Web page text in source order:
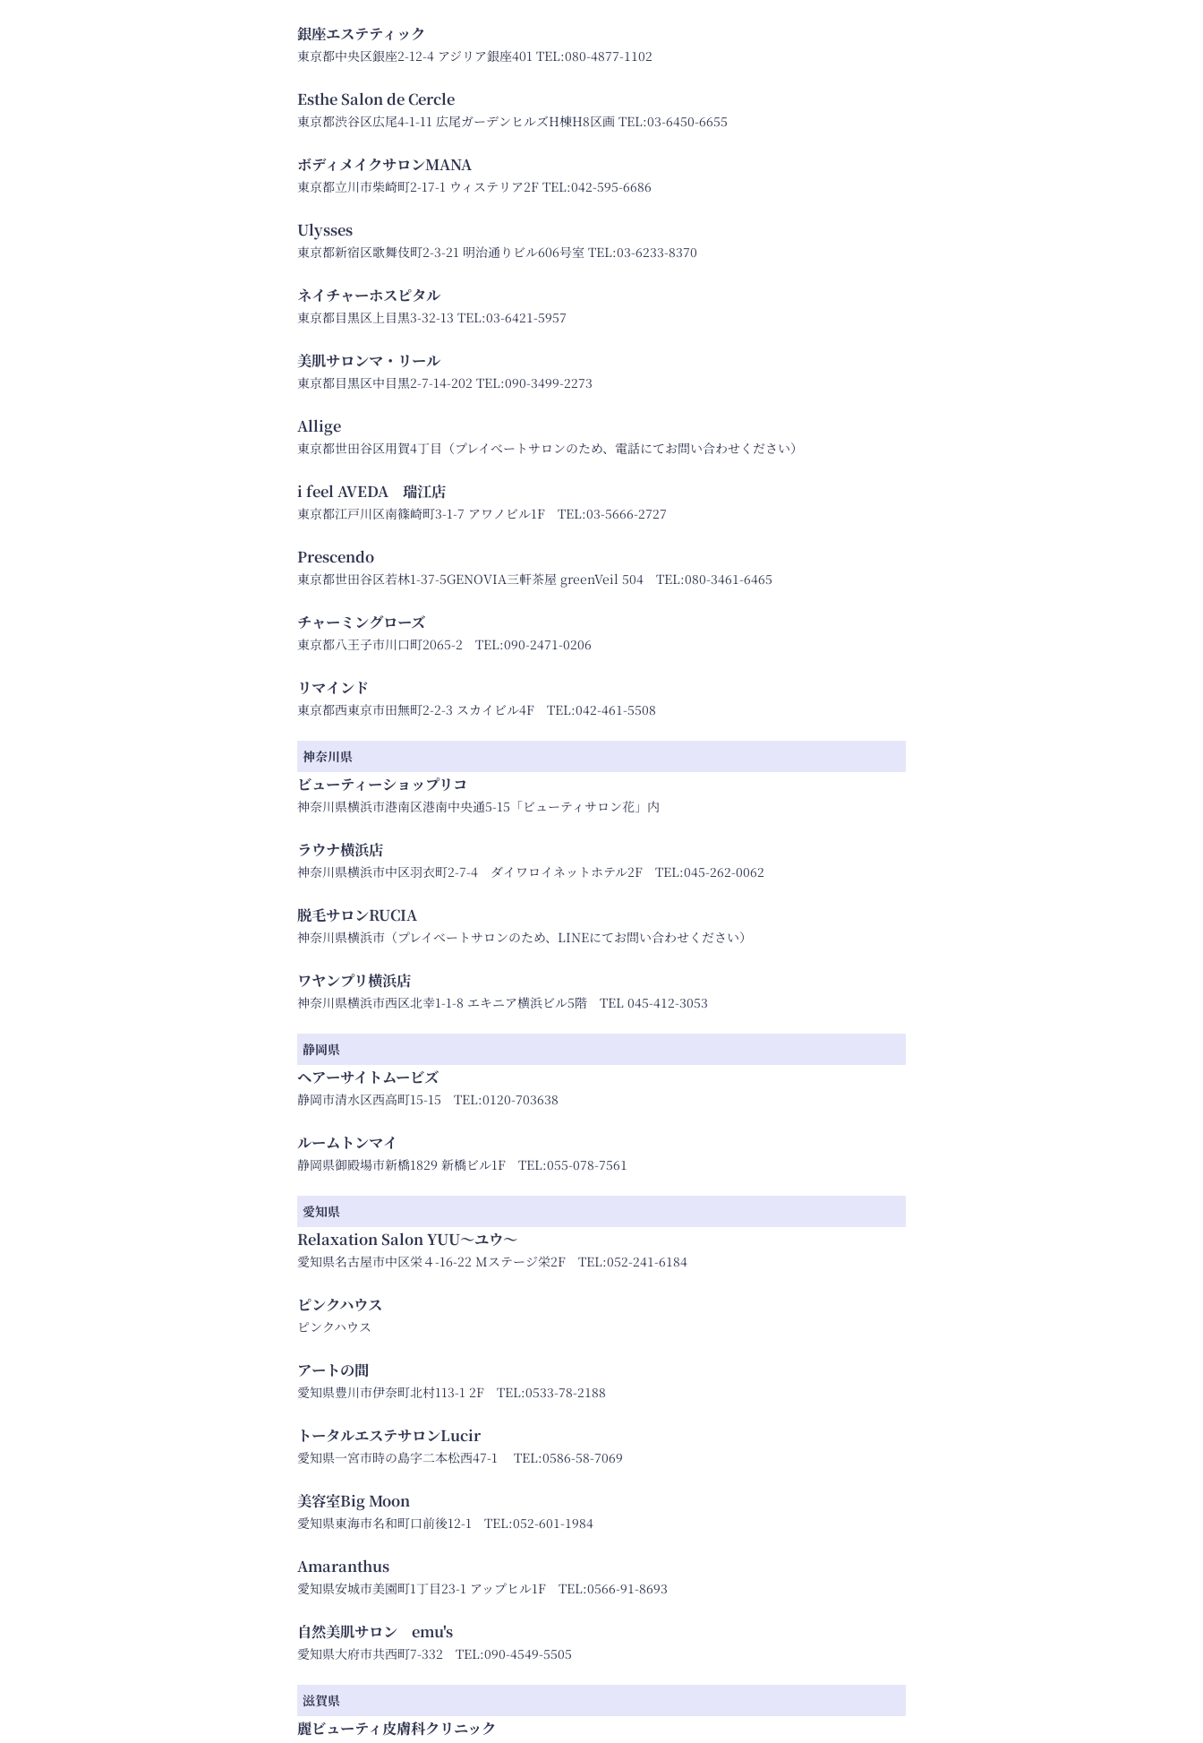
銀座エステティック
東京都中央区銀座2-12-4 アジリア銀座401 TEL:080-4877-1102
Esthe Salon de Cercle
東京都渋谷区広尾4-1-11 広尾ガーデンヒルズH棟H8区画 TEL:03-6450-6655
ボディメイクサロンMANA
東京都立川市柴崎町2-17-1 ウィステリア2F TEL:042-595-6686
Ulysses
東京都新宿区歌舞伎町2-3-21 明治通りビル606号室 TEL:03-6233-8370
ネイチャーホスピタル
東京都目黒区上目黒3-32-13 TEL:03-6421-5957
美肌サロンマ・リール
東京都目黒区中目黒2-7-14-202 TEL:090-3499-2273
Allige
東京都世田谷区用賀4丁目（プレイべートサロンのため、電話にてお問い合わせください）
i feel AVEDA 瑞江店
東京都江戸川区南篠崎町3-1-7 アワノビル1F TEL:03-5666-2727
Prescendo
東京都世田谷区若林1-37-5GENOVIA三軒茶屋 greenVeil 504 TEL:080-3461-6465
チャーミングローズ
東京都八王子市川口町2065-2 TEL:090-2471-0206
リマインド
東京都西東京市田無町2-2-3 スカイビル4F TEL:042-461-5508
神奈川県
ビューティーショップリコ
神奈川県横浜市港南区港南中央通5-15「ビューティサロン花」内
ラウナ横浜店
神奈川県横浜市中区羽衣町2-7-4 ダイワロイネットホテル2F TEL:045-262-0062
脱毛サロンRUCIA
神奈川県横浜市（プレイべートサロンのため、LINEにてお問い合わせください）
ワヤンプリ横浜店
神奈川県横浜市西区北幸1-1-8 エキニア横浜ビル5階 TEL 045-412-3053
静岡県
ヘアーサイトムービズ
静岡市清水区西高町15-15 TEL:0120-703638
ルームトンマイ
静岡県御殿場市新橋1829 新橋ビル1F TEL:055-078-7561
愛知県
Relaxation Salon YUU～ユウ～
愛知県名古屋市中区栄４-16-22 Mステージ栄2F TEL:052-241-6184
ピンクハウス
ピンクハウス
アートの間
愛知県豊川市伊奈町北村113-1 2F TEL:0533-78-2188
トータルエステサロンLucir
愛知県一宮市時の島字二本松西47-1 TEL:0586-58-7069
美容室Big Moon
愛知県東海市名和町口前後12-1 TEL:052-601-1984
Amaranthus
愛知県安城市美園町1丁目23-1 アップヒル1F TEL:0566-91-8693
自然美肌サロン emu's
愛知県大府市共西町7-332 TEL:090-4549-5505
滋賀県
麗ビューティ皮膚科クリニック